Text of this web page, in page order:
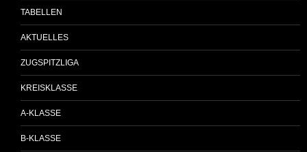
TABELLEN
AKTUELLES
ZUGSPITZLIGA
KREISKLASSE
A-KLASSE
B-KLASSE